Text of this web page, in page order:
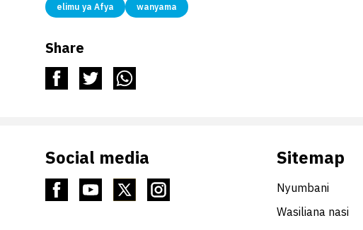
elimu ya Afya wanyama
Share
Social media Sitemap
Nyumbani
Wasiliana nasi